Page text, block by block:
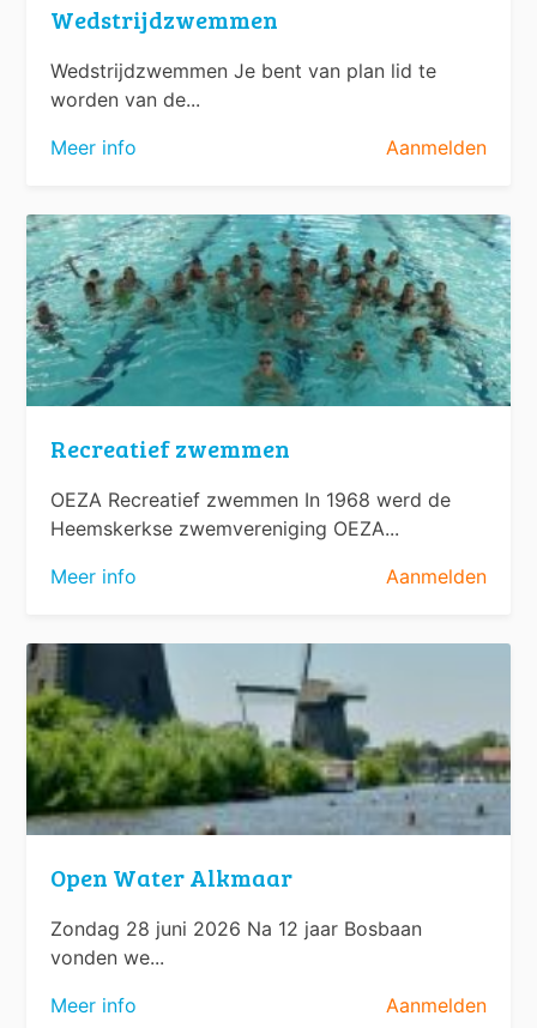
Wedstrijdzwemmen
Wedstrijdzwemmen Je bent van plan lid te
worden van de...
Meer info
Aanmelden
Recreatief zwemmen
OEZA Recreatief zwemmen In 1968 werd de
Heemskerkse zwemvereniging OEZA...
Meer info
Aanmelden
Open Water Alkmaar
Zondag 28 juni 2026 Na 12 jaar Bosbaan
vonden we...
Meer info
Aanmelden